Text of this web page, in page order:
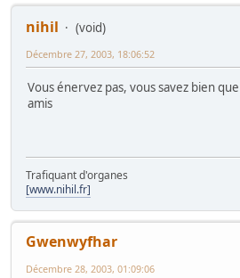
nihil
(void)
Décembre 27, 2003, 18:06:52
Vous énervez pas, vous savez bien
amis
Trafiquant d'organes
[www.nihil.fr]
Gwenwyfhar
Décembre 28, 2003, 01:09:06